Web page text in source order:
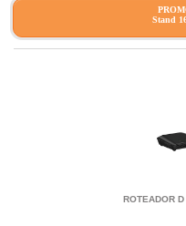
Stand
ROTEADOR